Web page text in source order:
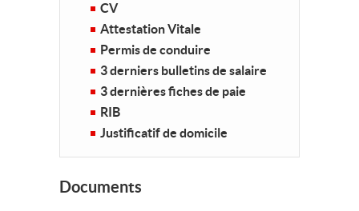
CV
Attestation Vitale
Permis de conduire
3 derniers bulletins de salaire
3 dernières fiches de paie
RIB
Justificatif de domicile
Documents